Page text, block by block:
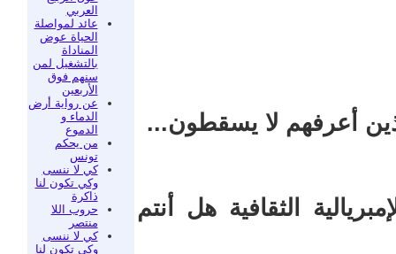
العربي
عائد لمواصلة
الحياة عوض
المناداة
بالتشغيل لمن
سنهم فوق
الأربعين
عن رواية أرض
الدماء و
الدموع
من يحكم
تونس
كي لا ننسى
وكي تكون لنا
ذاكرة
حروب اللا
منتصر
كي لا ننسى
وكي تكون لنا
أعرفهم لا يسقطون...
الثقافية هل أنتم